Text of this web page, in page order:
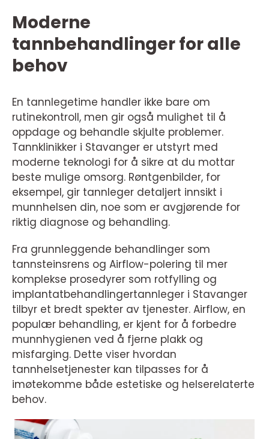
Moderne
tannbehandlinger for alle
behov
En tannlegetime handler ikke bare om
rutinekontroll, men gir også mulighet til å
oppdage og behandle skjulte problemer.
Tannklinikker i Stavanger er utstyrt med
moderne teknologi for å sikre at du mottar
beste mulige omsorg. Røntgenbilder, for
eksempel, gir tannleger detaljert innsikt i
munnhelsen din, noe som er avgjørende for
riktig diagnose og behandling.
Fra grunnleggende behandlinger som
tannsteinsrens og Airflow-polering til mer
komplekse prosedyrer som rotfylling og
implantatbehandlingertannleger i Stavanger
tilbyr et bredt spekter av tjenester. Airflow, en
populær behandling, er kjent for å forbedre
munnhygienen ved å fjerne plakk og
misfarging. Dette viser hvordan
tannhelsetjenester kan tilpasses for å
imøtekomme både estetiske og helserelaterte
behov.